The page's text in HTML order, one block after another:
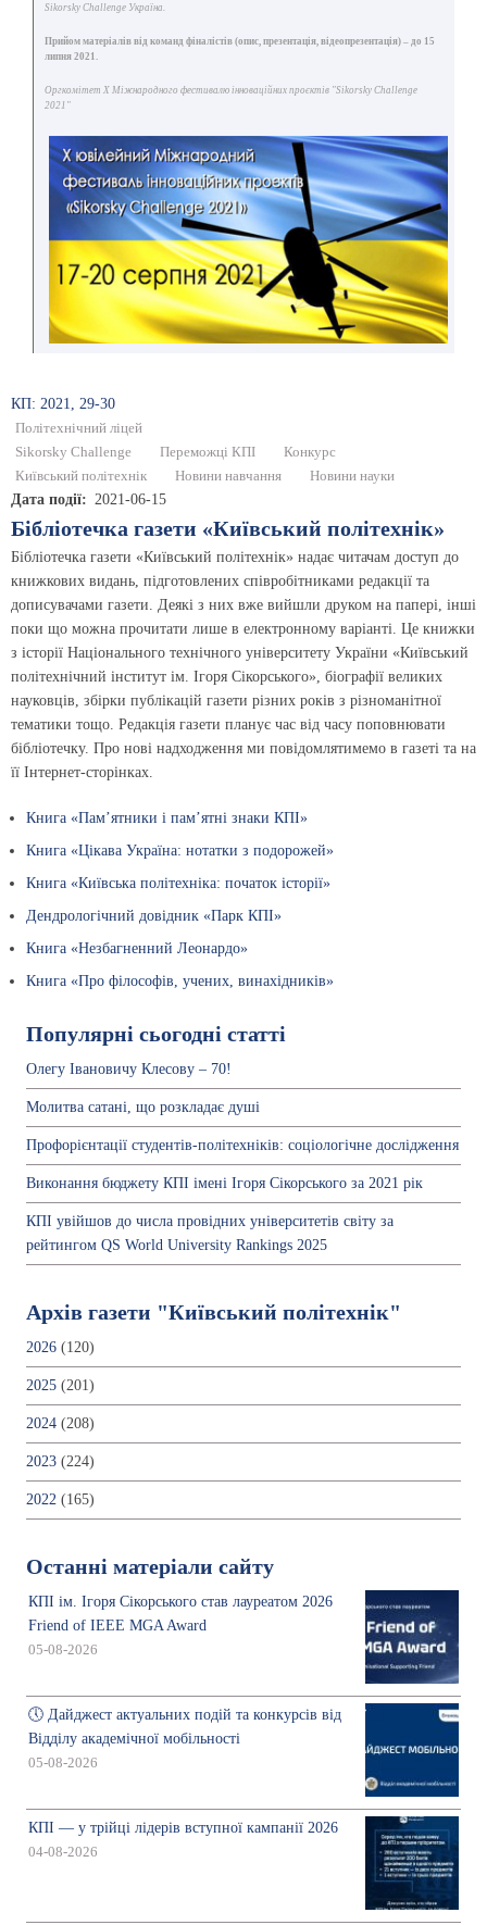
Sikorsky Challenge Україна.
Прийом матеріалів від команд фіналістів (опис, презентація, відеопрезентація) – до 15
липня 2021.
Оргкомітет Х Міжнародного фестивалю інноваційних проєктів "Sikorsky Challenge
2021"
КП: 2021, 29-30
Політехнічний ліцей
Sikorsky Challenge
Переможці КПІ
Конкурс
Київський політехнік
Новини навчання Новини науки
Дата події 2021-06-15
Бібліотечка газети «Київський політехнік»
Бібліотечка газети «Київський політехнік» надає читачам доступ до
книжкових видань, підготовлених співробітниками редакції та
дописувачами газети. Деякі з них вже вийшли друком на папері, інші
поки що можна прочитати лише в електронному варіанті. Це книжки
з історії Національного технічного університету України «Київський
політехнічний інститут ім. Ігоря Сікорського», біографії великих
науковців, збірки публікацій газети різних років з різноманітної
тематики тощо. Редакція газети планує час від часу поповнювати
бібліотечку. Про нові надходження ми повідомлятимемо в газеті та на
її Інтернет-сторінках.
Книга «Пам’ятники і пам’ятні знаки КПІ»
Книга «Цікава Україна: нотатки з подорожей»
Книга «Київська політехніка: початок історії»
Дендрологічний довідник «Парк КПІ»
Книга «Незбагненний Леонардо»
Книга «Про філософів, учених, винахідників»
Популярні сьогодні статті
Олегу Івановичу Клесову – 70!
Молитва сатані, що розкладає душі
Профорієнтації студентів-політехніків: соціологічне дослідження
Виконання бюджету КПІ імені Ігоря Сікорського за 2021 рік
КПІ увійшов до числа провідних університетів світу за
рейтингом QS World University Rankings 2025
Архів газети "Київський політехнік"
2026 (120)
2025 (201)
2024 (208)
2023 (224)
2022 (165)
Останні матеріали сайту
КПІ ім. Ігоря Сікорського став лауреатом 2026
Friend of IEEE MGA Award
05-08-2026
🕔 Дайджест актуальних подій та конкурсів від
Відділу академічної мобільності
05-08-2026
КПІ — у трійці лідерів вступної кампанії 2026
04-08-2026